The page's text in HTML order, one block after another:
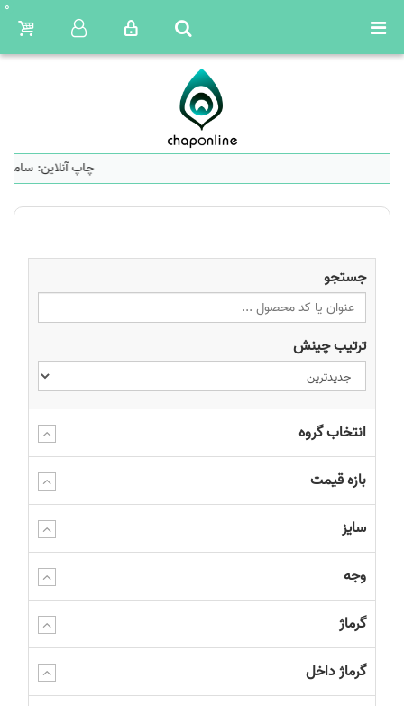
0
چاپ آنلاین:
جستجو
ترتیب چینش
انتخاب گروه
بازه قیمت
سایز
وجه
گرماژ
گرماژ داخل